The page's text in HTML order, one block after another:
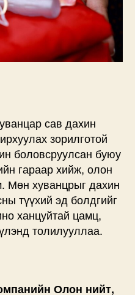
сав дахин
зорилготой
боловсруулсан буюу
гараар хийж, олон
Мөн хуванцрыг дахин
түүхий эд болдгийг
ханцуйтай цамц,
толилууллаа.
Олон нийт,